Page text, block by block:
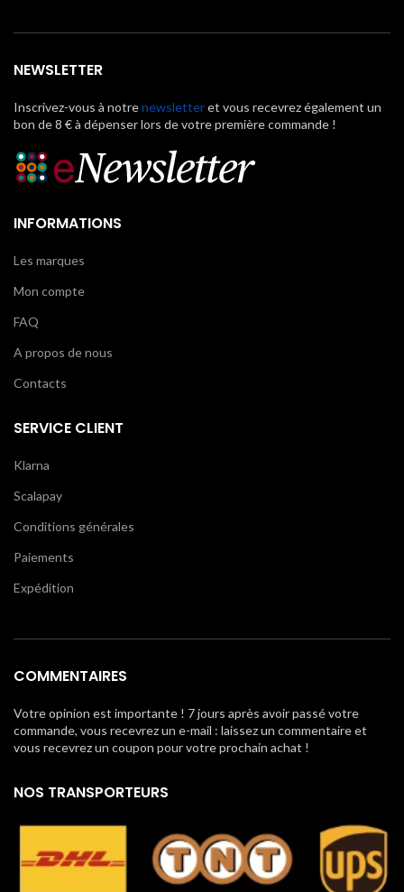
NEWSLETTER
Inscrivez-vous à notrenewsletteret vous recevrez également un
bon de 8 € à dépenser lors de votre première commande !
INFORMATIONS
Les marques
Mon compte
FAQ
A propos de nous
Contacts
SERVICE CLIENT
Klarna
Scalapay
Conditions générales
Paiements
Expédition
COMMENTAIRES
Votre opinion est importante ! 7 jours après avoir passé votre
commande, vous recevrez un e-mail : laissez un commentaire et
vous recevrez un coupon pour votre prochain achat !
NOS TRANSPORTEURS